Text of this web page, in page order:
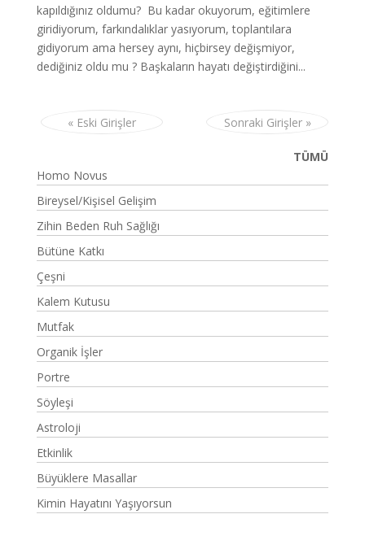
kapıldığınız oldumu? Bu kadar okuyorum, eğitimlere
giridiyorum, farkındalıklar yasıyorum, toplantılara
gidiyorum ama hersey aynı, hiçbirsey değişmiyor,
dediğiniz oldu mu ? Başkaların hayatı değiştirdiğini...
« Eski Girişler Sonraki Girişler »
TÜMÜ
Homo Novus
Bireysel/Kişisel Gelişim
Zihin Beden Ruh Sağlığı
Bütüne Katkı
Çeşni
Kalem Kutusu
Mutfak
Organik İşler
Portre
Söyleşi
Astroloji
Etkinlik
Büyüklere Masallar
Kimin Hayatını Yaşıyorsun